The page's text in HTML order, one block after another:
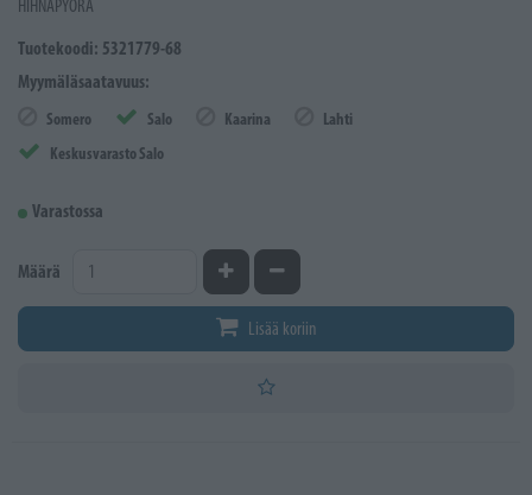
HIHNAPYÖRÄ
Tuotekoodi: 5321779-68
Myymäläsaatavuus:
Somero Salo Kaarina
Lahti
Keskusvarasto Salo
Varastossa
Määrä Kasvata määrääVähennä määrää
Lisää koriin